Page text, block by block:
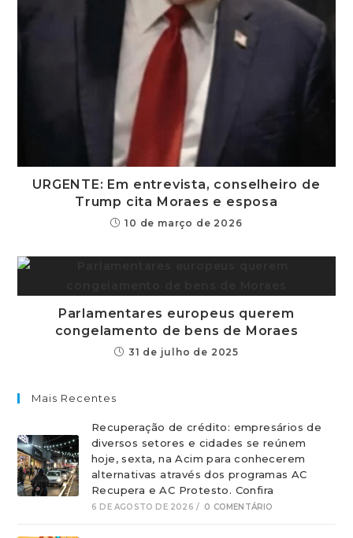
URGENTE: Em entrevista, conselheiro de
Trump cita Moraes e esposa
10 de março de 2026
Parlamentares europeus querem
congelamento de bens de Moraes
31 de julho de 2025
Mais Recentes
Recuperação de crédito: empresários de
diversos setores e cidades se reúnem
hoje, sexta, na Acim para conhecerem
alternativas através dos programas AC
Recupera e AC Protesto. Confira
6 DE AGOSTO DE 2026 / 0 COMENTÁRIO